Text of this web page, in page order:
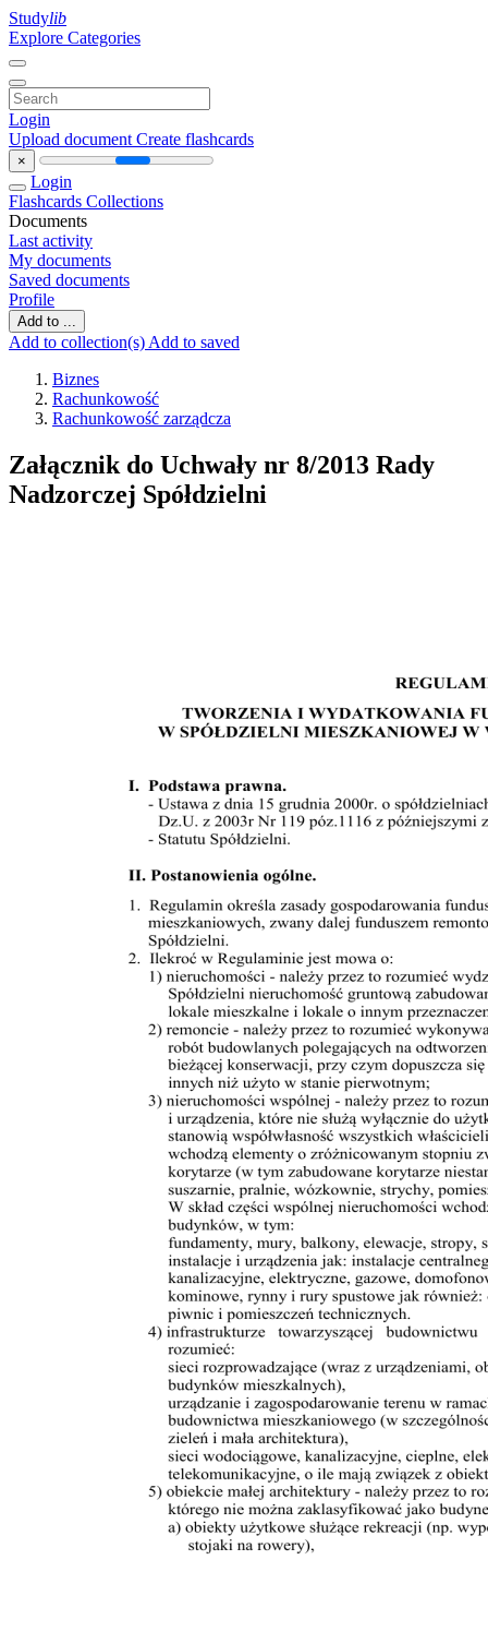
Studylib
Explore Categories
Login
Upload document Create flashcards
×
Login
Flashcards Collections
Documents
Last activity
My documents
Saved documents
Profile
Add to ...
Add to collection(s) Add to saved
Biznes
Rachunkowość
Rachunkowość zarządcza
Załącznik do Uchwały nr 8/2013 Rady
Nadzorczej Spółdzielni